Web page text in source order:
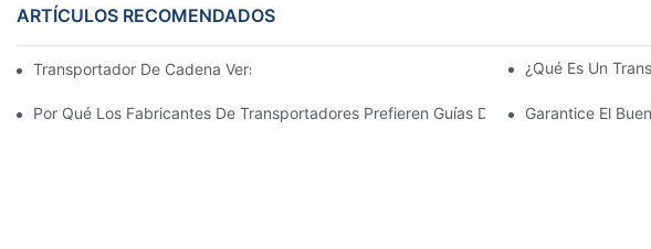
ARTÍCULOS RECOMENDADOS
Transportador De Cadena Versus Transportador De Rodillos ¿Qué Es Un
Por Qué Los Fabricantes De Transportadores Prefieren Guías Deslizantes Para
Garantice El